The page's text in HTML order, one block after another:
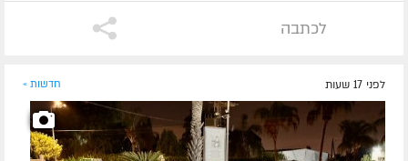
לכתבה
לפני 17 שעות חדשות »